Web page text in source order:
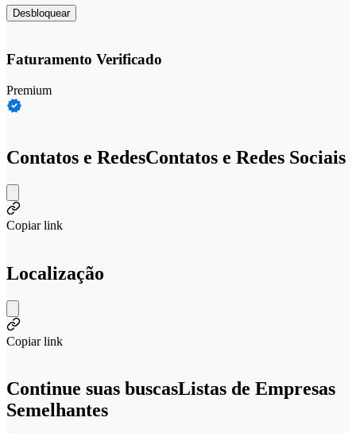
Desbloquear
Faturamento Verificado
Premium
Contatos e RedesContatos e Redes Sociais
Copiar link
Localização
Copiar link
Continue suas buscasListas de Empresas
Semelhantes